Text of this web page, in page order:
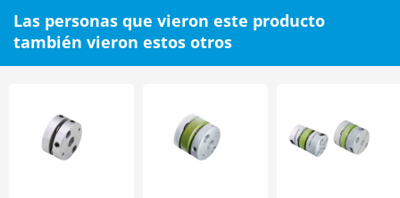
Las personas que vieron este producto
también vieron estos otros